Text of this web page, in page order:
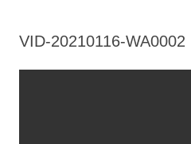
VID-20210116-WA0002